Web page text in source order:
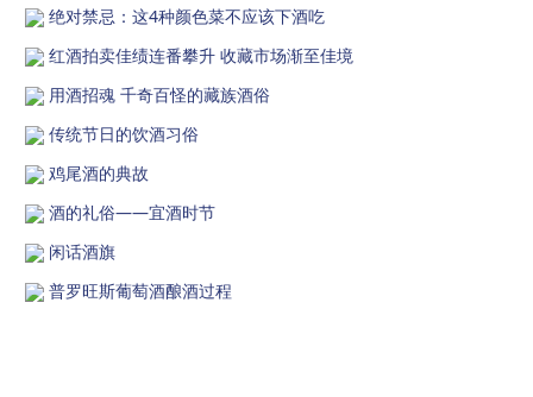
绝对禁忌：这4种颜色菜不应该下酒吃
红酒拍卖佳绩连番攀升 收藏市场渐至佳境
用酒招魂 千奇百怪的藏族酒俗
传统节日的饮酒习俗
鸡尾酒的典故
酒的礼俗——宜酒时节
闲话酒旗
普罗旺斯葡萄酒酿酒过程